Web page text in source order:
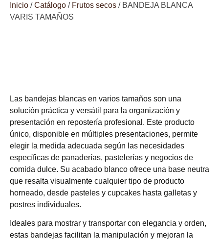
Inicio /Catálogo / Frutos secos / BANDEJA BLANCA
VARIS TAMAÑOS
Las bandejas blancas en varios tamaños son una
solución práctica y versátil para la organización y
presentación en repostería profesional. Este producto
único, disponible en múltiples presentaciones, permite
elegir la medida adecuada según las necesidades
específicas de panaderías, pastelerías y negocios de
comida dulce. Su acabado blanco ofrece una base neutra
que resalta visualmente cualquier tipo de producto
horneado, desde pasteles y cupcakes hasta galletas y
postres individuales.
Ideales para mostrar y transportar con elegancia y orden,
estas bandejas facilitan la manipulación y mejoran la